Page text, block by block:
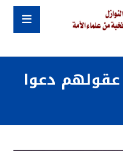
دعوا